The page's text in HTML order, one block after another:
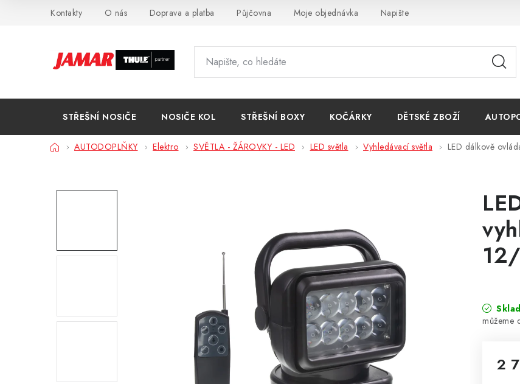
Kontakty O nás Doprava a platba Půjčovna Moje objednávka Napište nám
STŘEŠNÍ NOSIČE NOSIČE KOL STŘEŠNÍ BOXY KOČÁRKY DĚTSKÉ ZBOŽÍ
DomůAUTODOPLŇKY Elektro SVĚTLA - ŽÁROVKY - LED LED světla Vyhledávací světla LED dálkově
2